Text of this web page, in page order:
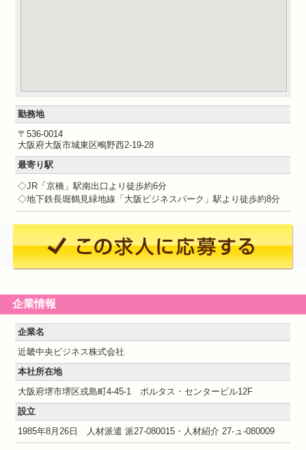
勤務地
〒536-0014
大阪府大阪市城東区鴫野西2-19-28
最寄り駅
◇JR「京橋」駅南出口より徒歩約6分
◇地下鉄長堀鶴見緑地線「大阪ビジネスパーク」駅より徒歩約8分
企業情報
企業名
近畿中央ビジネス株式会社
本社所在地
大阪府堺市堺区戎島町4-45-1 ポルタス・センタービル12F
設立
1985年8月26日 人材派遣 派27-080015・人材紹介 27-ュ-080009